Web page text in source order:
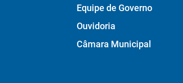
Equipe de Governo
Ouvidoria
Câmara Municipal